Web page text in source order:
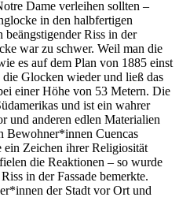
Dame verleihen sollten –
in den halbfertigen
Riss in der
war zu schwer. Weil man die
es auf dem Plan von 1885 einst
Glocken wieder und ließ das
einer Höhe von 53 Metern. Die
und ist ein wahrer
und anderen edlen Materialien
Bewohner*innen Cuencas
Zeichen ihrer Religiosität
die Reaktionen – so wurde
in der Fassade bemerkte.
der Stadt vor Ort und